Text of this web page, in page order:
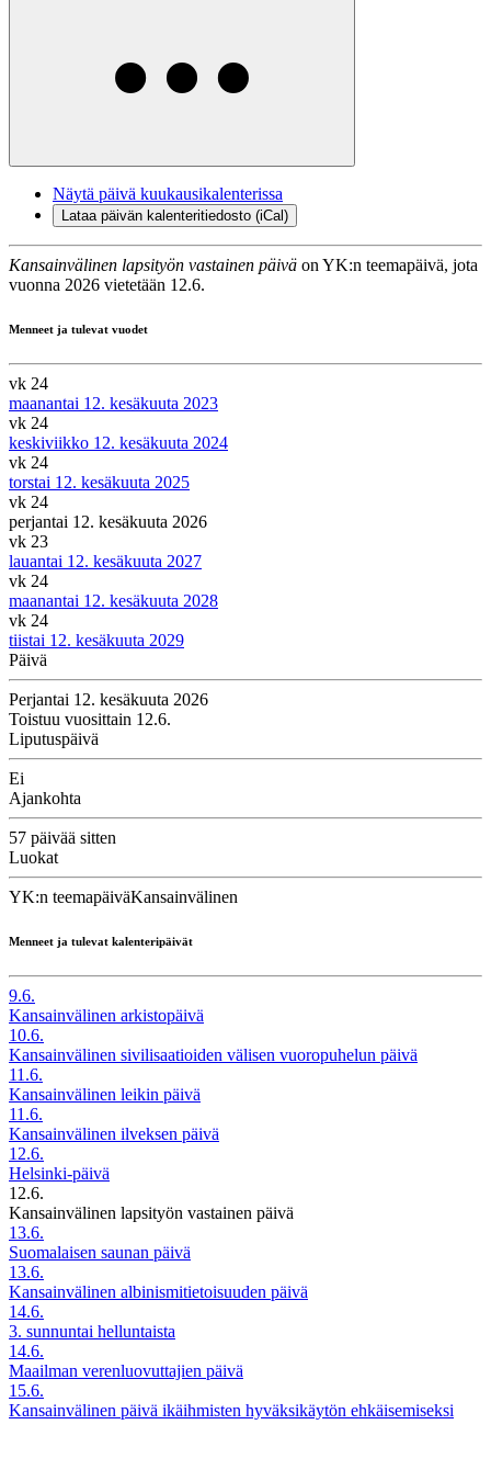
Näytä päivä kuukausikalenterissa
Lataa päivän kalenteritiedosto (iCal)
Kansainvälinen lapsityön vastainen päivä on YK:n teemapäivä, jota
vuonna 2026 vietetään 12.6.
Menneet ja tulevat vuodet
vk 24
maanantai 12. kesäkuuta 2023
vk 24
keskiviikko 12. kesäkuuta 2024
vk 24
torstai 12. kesäkuuta 2025
vk 24
perjantai 12. kesäkuuta 2026
vk 23
lauantai 12. kesäkuuta 2027
vk 24
maanantai 12. kesäkuuta 2028
vk 24
tiistai 12. kesäkuuta 2029
Päivä
Perjantai 12. kesäkuuta 2026
Toistuu vuosittain 12.6.
Liputuspäivä
Ei
Ajankohta
57 päivää sitten
Luokat
YK:n teemapäiväKansainvälinen
Menneet ja tulevat kalenteripäivät
9.6.
Kansainvälinen arkistopäivä
10.6.
Kansainvälinen sivilisaatioiden välisen vuoropuhelun päivä
11.6.
Kansainvälinen leikin päivä
11.6.
Kansainvälinen ilveksen päivä
12.6.
Helsinki-päivä
12.6.
Kansainvälinen lapsityön vastainen päivä
13.6.
Suomalaisen saunan päivä
13.6.
Kansainvälinen albinismitietoisuuden päivä
14.6.
3. sunnuntai helluntaista
14.6.
Maailman verenluovuttajien päivä
15.6.
Kansainvälinen päivä ikäihmisten hyväksikäytön ehkäisemiseksi